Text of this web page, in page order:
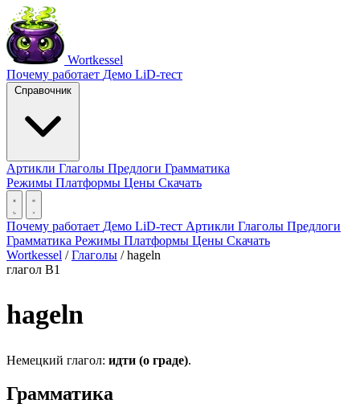
Wortkessel
Почему работает Демо LiD-тест
Справочник
Артикли Глаголы Предлоги Грамматика
Режимы Платформы Цены Скачать
Почему работает Демо LiD-тест Артикли Глаголы Предлоги
Грамматика Режимы Платформы Цены Скачать
Wortkessel / Глаголы / hageln
глагол B1
hageln
Немецкий глагол: идти (о граде).
Грамматика